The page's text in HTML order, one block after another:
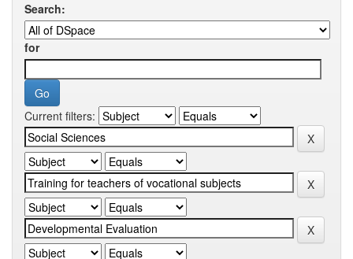
Search:
for
Current filters: